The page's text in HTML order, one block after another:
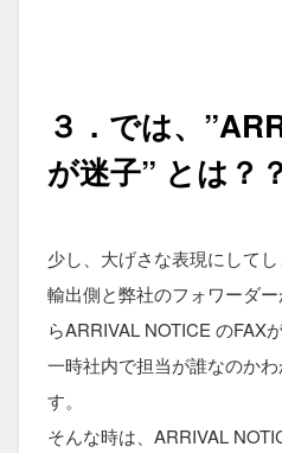
３．では、”
が迷子” とは？？
少し、大げさな表現にしてし
輸出側と弊社のフォワーダ
らARRIVAL NOTICE のFAX
一時社内で担当が誰なのか
す。
そんな時は、ARRIVAL